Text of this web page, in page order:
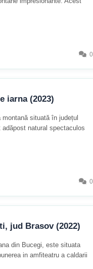
0
iarna (2023)
situată în județul
natural spectaculos
0
jud Brasov (2022)
din Bucegi, este situata
in amfiteatru a caldarii